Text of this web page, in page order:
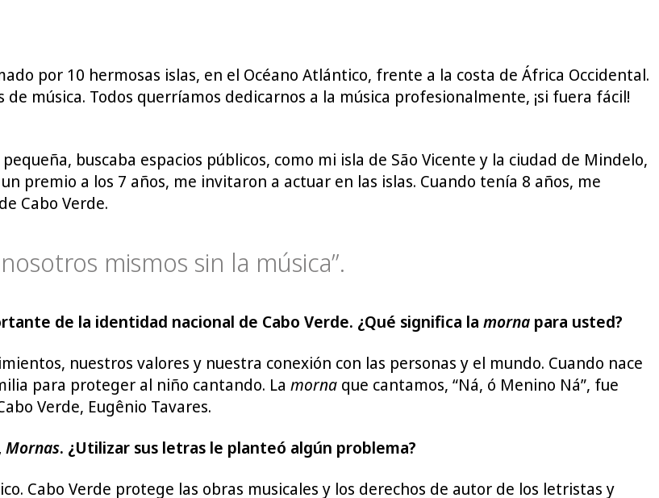
por 10 hermosas islas, en el Océano Atlántico, frente a la costa de África Occidental.
música. Todos querríamos dedicarnos a la música profesionalmente, ¡si fuera fácil!
buscaba espacios públicos, como mi isla de São Vicente y la ciudad de Mindelo,
premio a los 7 años, me invitaron a actuar en las islas. Cuando tenía 8 años, me
Cabo Verde.
mismos sin la música”.
de la identidad nacional de Cabo Verde. ¿Qué significa la morna para usted?
nuestros valores y nuestra conexión con las personas y el mundo. Cuando nace
para proteger al niño cantando. La morna que cantamos, “Ná, ó Menino Ná”, fue
Verde, Eugênio Tavares.
Mornas. ¿Utilizar sus letras le planteó algún problema?
Cabo Verde protege las obras musicales y los derechos de autor de los letristas y